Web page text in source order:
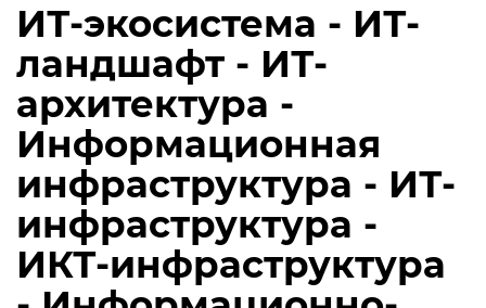
ИТ-экосистема - ИТ-
ландшафт - ИТ-
архитектура -
Информационная
инфраструктура - ИТ-
инфраструктура -
ИКТ-инфраструктура